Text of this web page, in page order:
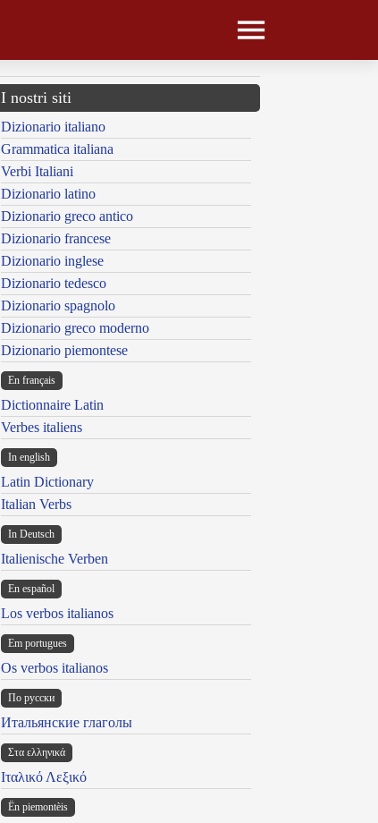
I nostri siti
Dizionario italiano
Grammatica italiana
Verbi Italiani
Dizionario latino
Dizionario greco antico
Dizionario francese
Dizionario inglese
Dizionario tedesco
Dizionario spagnolo
Dizionario greco moderno
Dizionario piemontese
En français
Dictionnaire Latin
Verbes italiens
In english
Latin Dictionary
Italian Verbs
In Deutsch
Italienische Verben
En español
Los verbos italianos
Em portugues
Os verbos italianos
По русски
Итальянские глаголы
Στα ελληνικά
Ιταλικό Λεξικό
Ën piemontèis